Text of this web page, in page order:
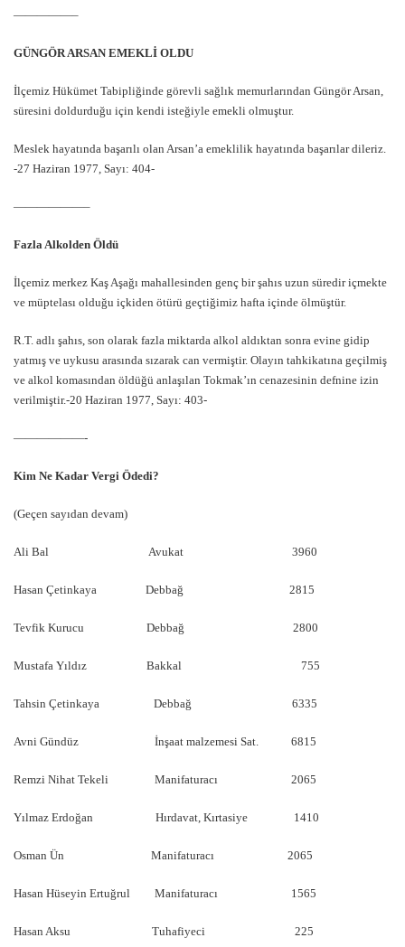
—————–
GÜNGÖR ARSAN EMEKLİ OLDU
İlçemiz Hükümet Tabipliğinde görevli sağlık memurlarından Güngör Arsan,
süresini doldurduğu için kendi isteğiyle emekli olmuştur.
Meslek hayatında başarılı olan Arsan’a emeklilik hayatında başarılar dileriz.
-27 Haziran 1977, Sayı: 404-
——————–
Fazla Alkolden Öldü
İlçemiz merkez Kaş Aşağı mahallesinden genç bir şahıs uzun süredir içmekte
ve müptelası olduğu içkiden ötürü geçtiğimiz hafta içinde ölmüştür.
R.T. adlı şahıs, son olarak fazla miktarda alkol aldıktan sonra evine gidip
yatmış ve uykusu arasında sızarak can vermiştir. Olayın tahkikatına geçilmiş
ve alkol komasından öldüğü anlaşılan Tokmak’ın cenazesinin defnine izin
verilmiştir.-20 Haziran 1977, Sayı: 403-
——————-
Kim Ne Kadar Vergi Ödedi?
(Geçen sayıdan devam)
Ali Bal Avukat 3960
Hasan Çetinkaya Debbağ 2815
Tevfik Kurucu Debbağ 2800
Mustafa Yıldız Bakkal 755
Tahsin Çetinkaya Debbağ 6335
Avni Gündüz İnşaat malzemesi Sat. 6815
Remzi Nihat Tekeli Manifaturacı 2065
Yılmaz Erdoğan Hırdavat, Kırtasiye 1410
Osman Ün Manifaturacı 2065
Hasan Hüseyin Ertuğrul Manifaturacı 1565
Hasan Aksu Tuhafiyeci 225